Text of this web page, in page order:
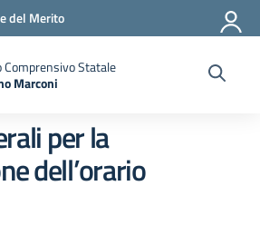
del Merito
Statale
Marconi
per la
dell’orario